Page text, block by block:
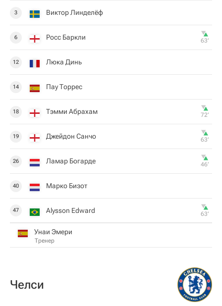
3 Виктор Линделёф
6 Росс Баркли 63‎’‎
12 Люка Динь
14 Пау Торрес
18 Тэмми Абрахам 72‎’‎
19 Джейдон Санчо 63‎’‎
26 Ламар Богарде 46‎’‎
40 Марко Бизот
47 Alysson Edward 63‎’‎
Унаи Эмери
Тренер
Челси